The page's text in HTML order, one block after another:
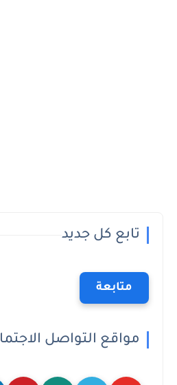
تابع كل جديد
متابعة
مواقع التواصل